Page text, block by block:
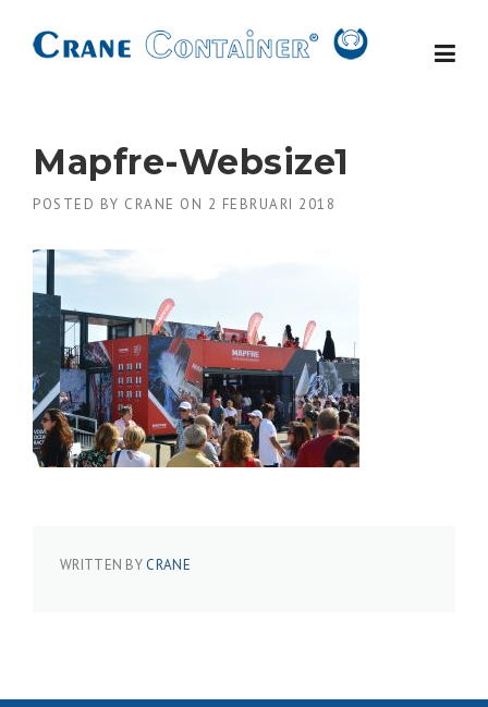
content
Mapfre-Websize1
POSTED BY CRANE ON 2 FEBRUARI 2018
WRITTEN BY CRANE